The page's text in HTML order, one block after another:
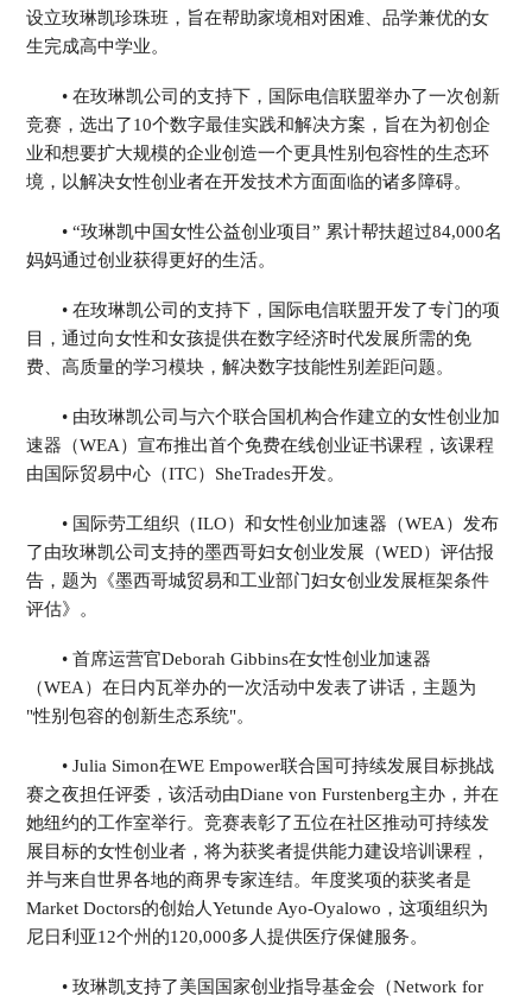
设立玫琳凯珍珠班，旨在帮助家境相对困难、品学兼优的女
生完成高中学业。
• 在玫琳凯公司的支持下，国际电信联盟举办了一次创新
竞赛，选出了10个数字最佳实践和解决方案，旨在为初创企
业和想要扩大规模的企业创造一个更具性别包容性的生态环
境，以解决女性创业者在开发技术方面面临的诸多障碍。
• “玫琳凯中国女性公益创业项目” 累计帮扶超过84,000名
妈妈通过创业获得更好的生活。
• 在玫琳凯公司的支持下，国际电信联盟开发了专门的项
目，通过向女性和女孩提供在数字经济时代发展所需的免
费、高质量的学习模块，解决数字技能性别差距问题。
• 由玫琳凯公司与六个联合国机构合作建立的女性创业加
速器（WEA）宣布推出首个免费在线创业证书课程，该课程
由国际贸易中心（ITC）SheTrades开发。
• 国际劳工组织（ILO）和女性创业加速器（WEA）发布
了由玫琳凯公司支持的墨西哥妇女创业发展（WED）评估报
告，题为《墨西哥城贸易和工业部门妇女创业发展框架条件
评估》。
• 首席运营官Deborah Gibbins在女性创业加速器
（WEA）在日内瓦举办的一次活动中发表了讲话，主题为
"性别包容的创新生态系统"。
• Julia Simon在WE Empower联合国可持续发展目标挑战
赛之夜担任评委，该活动由Diane von Furstenberg主办，并在
她纽约的工作室举行。竞赛表彰了五位在社区推动可持续发
展目标的女性创业者，将为获奖者提供能力建设培训课程，
并与来自世界各地的商界专家连结。年度奖项的获奖者是
Market Doctors的创始人Yetunde Ayo-Oyalowo，这项组织为
尼日利亚12个州的120,000多人提供医疗保健服务。
• 玫琳凯支持了美国国家创业指导基金会（Network for